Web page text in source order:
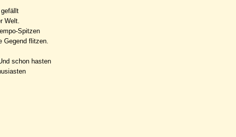
Welt.
Spitzen
Gegend flitzen.
schon hasten